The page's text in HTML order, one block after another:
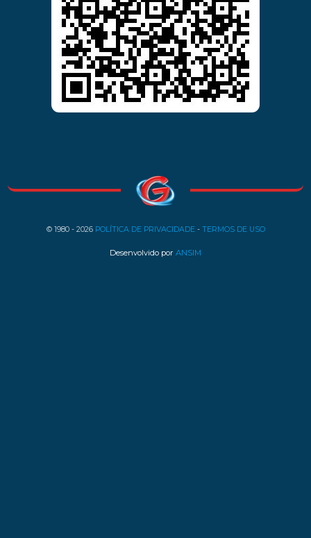
© 1980 - 2026 POLÍTICA DE PRIVACIDADE- TERMOS DE USO
Desenvolvido por ANSIM